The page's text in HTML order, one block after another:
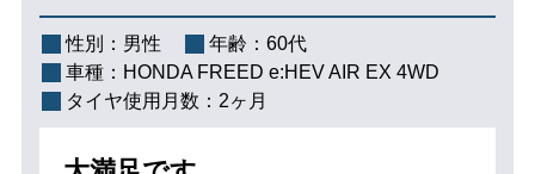
性別： 男性 年齢： 60代
車種： HONDA FREED e:HEV AIR EX 4WD
タイヤ使用月数： 2ヶ月